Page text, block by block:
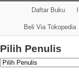
Daftar Buku
Beli Via Tokopedia
Pilih Penulis